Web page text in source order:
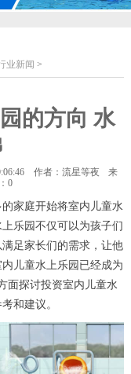
业新闻 >
的方向 水
作者：流星等夜
来
0
家庭开始将室内儿童水
乐园不仅可以为孩子们
足家长们的需求，让他
儿童水上乐园已经成为
面探讨投资室内儿童水
和建议。